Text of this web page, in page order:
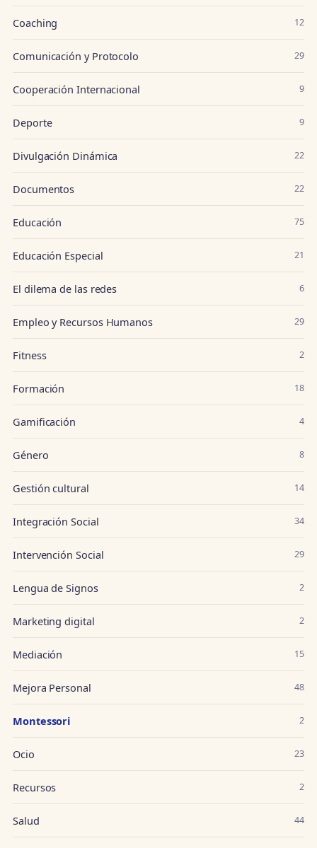
Coaching 12
Comunicación y Protocolo 29
Cooperación Internacional 9
Deporte 9
Divulgación Dinámica 22
Documentos 22
Educación 75
Educación Especial 21
El dilema de las redes 6
Empleo y Recursos Humanos 29
Fitness 2
Formación 18
Gamificación 4
Género 8
Gestión cultural 14
Integración Social 34
Intervención Social 29
Lengua de Signos 2
Marketing digital 2
Mediación 15
Mejora Personal 48
Montessori 2
Ocio 23
Recursos 2
Salud 44